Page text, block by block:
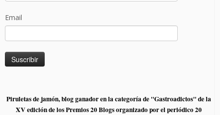
Email
Piruletas de jamón, blog ganador en la categoría de "Gastroadictos" de la
XV edición de los Premios 20 Blogs organizado por el periódico 20